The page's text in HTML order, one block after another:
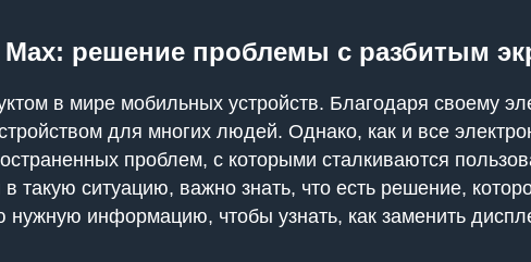
решение проблемы с разбитым
в мире мобильных устройств. Благодаря своему
для многих людей. Однако, как и все
проблем, с которыми сталкиваются
такую ситуацию, важно знать, что есть решение,
информацию, чтобы узнать, как заменить